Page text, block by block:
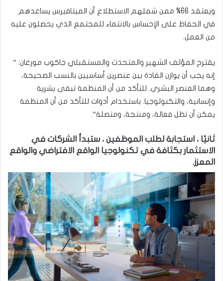
ويعتقد 66% ممن شملهم الاستطلاع أن الميتافيرس يساعدهم
في الحفاظ على الإحساس بالانتماء للمجتمع الذي يحصلون عليه
من العمل.
يقترح المؤلف الشهير والمتحدث والمستقبلي جاكوب مورغان: ”
إنه يجب أن يوازن القادة بين عنصرين أساسيين بالنسب الصحيحة،
وهما العنصر البشري. للتأكد من أن المنظمة تبقى بشرية
وإنسانية، والتكنولوجيا. باستخدام أدوات للتأكد من أن المنظمة
يمكن أن تظل فعالة، ومنتجة، ومتصلة”.
ثانيًا ، استجابة لطلب الموظفين ، ستبدأ الشركات في
الاستثمار بكثافة في تكنولوجيا الواقع الافتراضي والواقع
المعزز.